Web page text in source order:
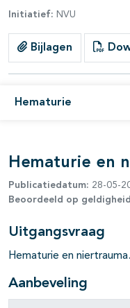
Initiatief: NVU
Bijlagen
Hematurie
Hematurie en
Publicatiedatum: 28-05-
Beoordeeld op
Uitgangsvraag
Hematurie en niertrauma.
Aanbeveling